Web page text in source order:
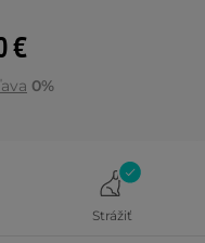
€
0%
Strážiť